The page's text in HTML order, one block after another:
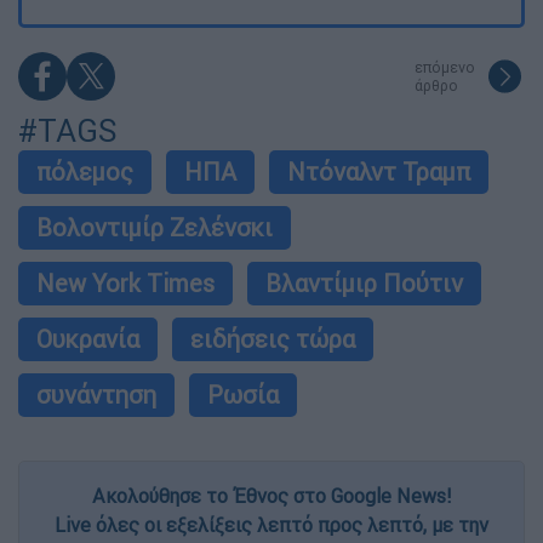
επόμενο
άρθρο
#TAGS
πόλεμος ΗΠΑ
Ντόναλντ Τραμπ
Βολοντιμίρ Ζελένσκι
New York Times
Βλαντίμιρ Πούτιν
Ουκρανία
ειδήσεις τώρα
συνάντηση
Ρωσία
Ακολούθησε το Έθνος στο Google News!
Live όλες οι εξελίξεις λεπτό προς λεπτό, με την